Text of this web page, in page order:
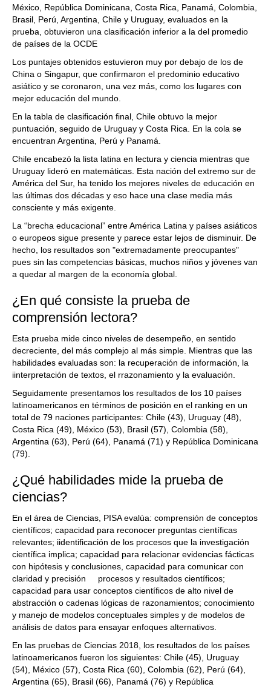
México, República Dominicana, Costa Rica, Panamá, Colombia,
Brasil, Perú, Argentina, Chile y Uruguay, evaluados en la
prueba, obtuvieron una clasificación inferior a la del promedio
de países de la OCDE
Los puntajes obtenidos estuvieron muy por debajo de los de
China o Singapur, que confirmaron el predominio educativo
asiático y se coronaron, una vez más, como los lugares con
mejor educación del mundo.
En la tabla de clasificación final, Chile obtuvo la mejor
puntuación, seguido de Uruguay y Costa Rica. En la cola se
encuentran Argentina, Perú y Panamá.
Chile encabezó la lista latina en lectura y ciencia mientras que
Uruguay lideró en matemáticas. Esta nación del extremo sur de
América del Sur, ha tenido los mejores niveles de educación en
las últimas dos décadas y eso hace una clase media más
consciente y más exigente.
La “brecha educacional” entre América Latina y países asiáticos
o europeos sigue presente y parece estar lejos de disminuir. De
hecho, los resultados son "extremadamente preocupantes"
pues sin las competencias básicas, muchos niños y jóvenes van
a quedar al margen de la economía global.
¿En qué consiste la prueba de
comprensión lectora?
Esta prueba mide cinco niveles de desempeño, en sentido
decreciente, del más complejo al más simple. Mientras que las
habilidades evaluadas son: la recuperación de información, la
iinterpretación de textos, el rrazonamiento y la evaluación.
Seguidamente presentamos los resultados de los 10 países
latinoamericanos en términos de posición en el ranking en un
total de 79 naciones participantes: Chile (43), Uruguay (48),
Costa Rica (49), México (53), Brasil (57), Colombia (58),
Argentina (63), Perú (64), Panamá (71) y República Dominicana
(79).
¿Qué habilidades mide la prueba de
ciencias?
En el área de Ciencias, PISA evalúa: comprensión de conceptos
científicos; capacidad para reconocer preguntas científicas
relevantes; iidentificación de los procesos que la investigación
científica implica; capacidad para relacionar evidencias fácticas
con hipótesis y conclusiones, capacidad para comunicar con
claridad y precisión procesos y resultados científicos;
capacidad para usar conceptos científicos de alto nivel de
abstracción o cadenas lógicas de razonamientos; conocimiento
y manejo de modelos conceptuales simples y de modelos de
análisis de datos para ensayar enfoques alternativos.
En las pruebas de Ciencias 2018, los resultados de los países
latinoamericanos fueron los siguientes: Chile (45), Uruguay
(54), México (57), Costa Rica (60), Colombia (62), Perú (64),
Argentina (65), Brasil (66), Panamá (76) y República